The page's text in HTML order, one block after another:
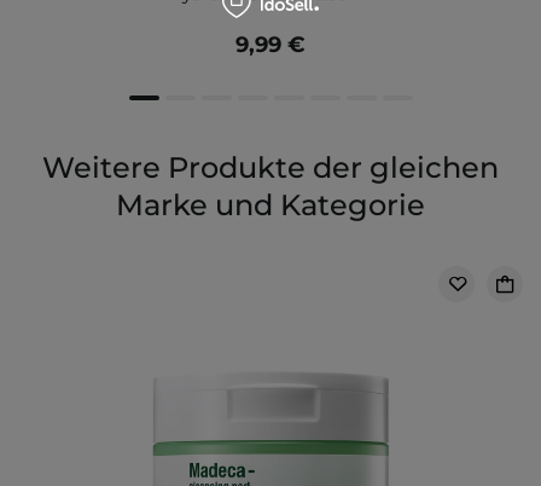
9,99 €
Weitere Produkte der gleichen
Marke und Kategorie